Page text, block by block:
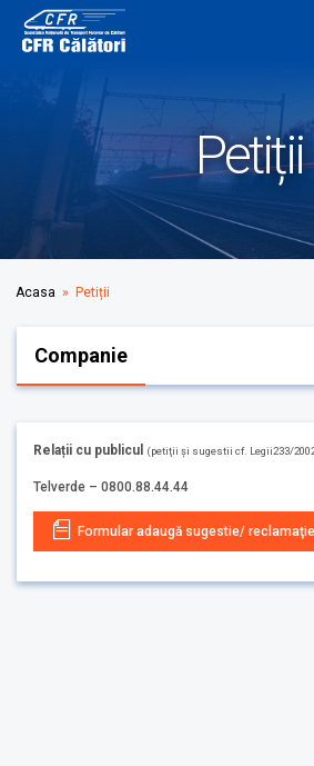
content
Petiții
Acasa » Petiții
Companie
Relații cu publicul (petiţii şi sugestii cf. Legii233/
Telverde – 0800.88.44.44
Formular adaugă sugestie/ reclamaţie